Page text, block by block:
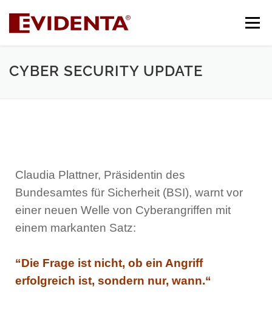
Menü
HOME LEISTUNGEN UNTERNEHMEN
CYBER SECURITY UPDATE
Claudia Plattner, Präsidentin des
Bundesamtes für Sicherheit (BSI), warnt vor
einer neuen Welle von Cyberangriffen mit
einem markanten Satz:
“Die Frage ist nicht, ob ein Angriff
erfolgreich ist, sondern nur, wann.“